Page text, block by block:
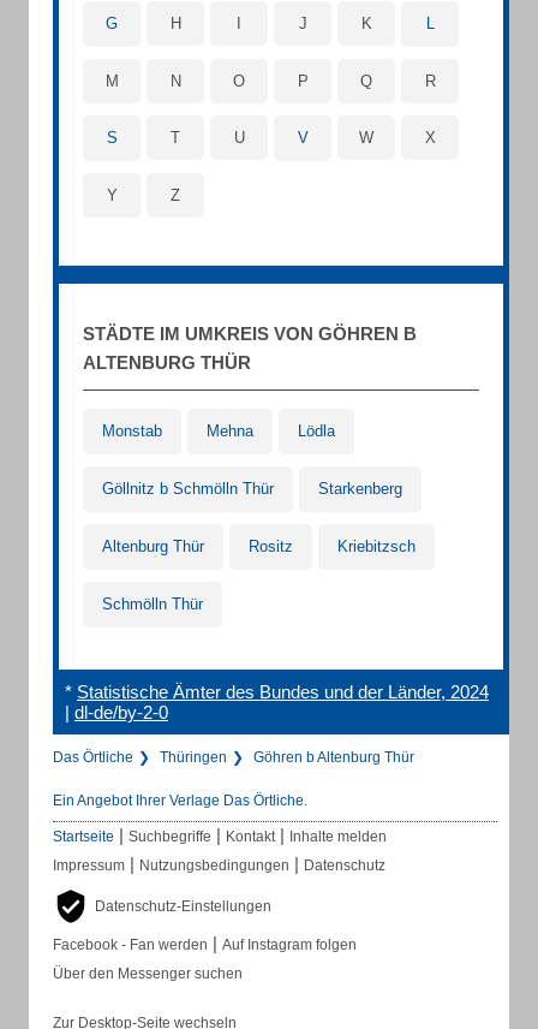
G H J K L
M N O P Q R
S T U V W X
Y Z
STÄDTE IM UMKREIS VON GÖHREN B
ALTENBURG THÜR
Monstab Mehna Lödla
Göllnitz b Schmölln Thür Starkenberg
Altenburg Thür Rositz Kriebitzsch
Schmölln Thür
* Statistische Ämter des Bundes und der Länder, 2024
| dl-de/by-2-0
Das Örtliche Thüringen Göhren b Altenburg Thür
Ein Angebot Ihrer Verlage Das Örtliche.
Startseite | Suchbegriffe | Kontakt | Inhalte melden
Impressum | Nutzungsbedingungen | Datenschutz
Datenschutz-Einstellungen
Facebook - Fan werden | Auf Instagram folgen
Über den Messenger suchen
Zur Desktop-Seite wechseln